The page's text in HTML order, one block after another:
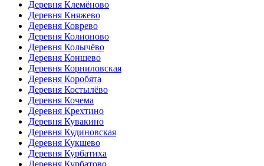
Деревня Клемёново
Деревня Княжево
Деревня Коврево
Деревня Колионово
Деревня Колычёво
Деревня Коншево
Деревня Корниловская
Деревня Коробята
Деревня Костылёво
Деревня Кочема
Деревня Крехтино
Деревня Кувакино
Деревня Кудиновская
Деревня Кукшево
Деревня Курбатиха
Деревня Курбатово